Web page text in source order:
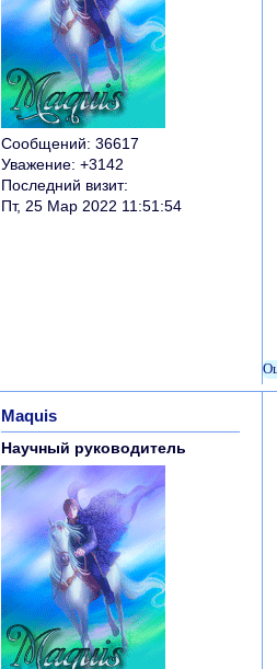
Сообщений: 36617
Уважение: +3142
Последний визит:
Пт, 25 Мар 2022 11:51:54
Maquis
Научный руководитель